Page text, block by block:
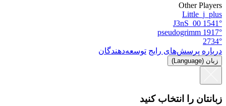
Other Players
Little_j_plus
1541°
J3nS_00
1917°
pseudogrimm
2734°
درباره پرسش‌های رایج توسعه‌دهندگان
زبان (Language)
زبانتان را انتخاب کنید